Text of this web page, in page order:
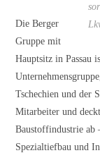
Die Berger
Gruppe mit
Hauptsitz in Passau
Tschechien und der
Mitarbeiter und
Baustoffindustrie ab
Spezialtiefbau und